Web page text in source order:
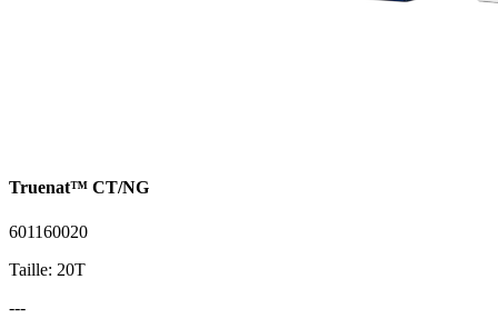
Truenat™ CT/NG
601160020
Taille: 20T
---